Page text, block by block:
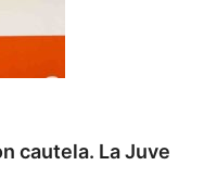
cautela. La Juve